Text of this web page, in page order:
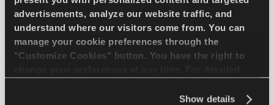
advertisements, analyze our website traffic, and
understand where our visitors come from. You can
manage your cookie preferences through the
"Customize Cookies" button. You have the right to
Show details
WINTER
SCHNEE HANDLING SCHNEE BREMSEN